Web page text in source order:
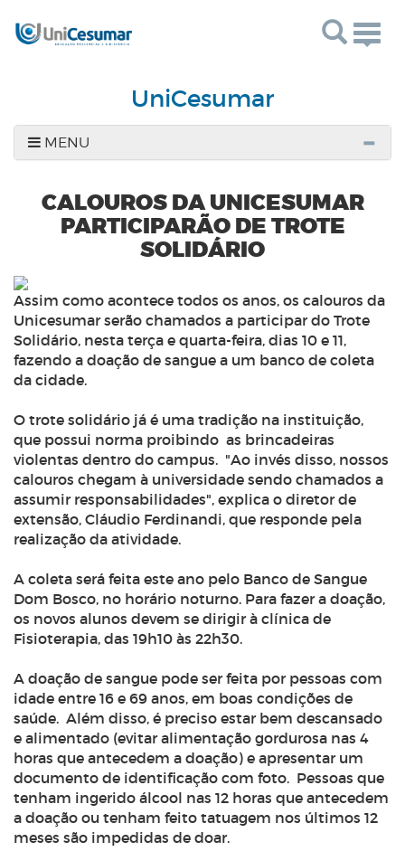
UniCesumar
MENU
CALOUROS DA UNICESUMAR
PARTICIPARÃO DE TROTE
SOLIDÁRIO
Assim como acontece todos os anos, os calouros da
Unicesumar serão chamados a participar do Trote
Solidário, nesta terça e quarta-feira, dias 10 e 11,
fazendo a doação de sangue a um banco de coleta
da cidade.
O trote solidário já é uma tradição na instituição,
que possui norma proibindo as brincadeiras
violentas dentro do campus. "Ao invés disso, nossos
calouros chegam à universidade sendo chamados a
assumir responsabilidades", explica o diretor de
extensão, Cláudio Ferdinandi, que responde pela
realização da atividade.
A coleta será feita este ano pelo Banco de Sangue
Dom Bosco, no horário noturno. Para fazer a doação,
os novos alunos devem se dirigir à clínica de
Fisioterapia, das 19h10 às 22h30.
A doação de sangue pode ser feita por pessoas com
idade entre 16 e 69 anos, em boas condições de
saúde. Além disso, é preciso estar bem descansado
e alimentado (evitar alimentação gordurosa nas 4
horas que antecedem a doação) e apresentar um
documento de identificação com foto. Pessoas que
tenham ingerido álcool nas 12 horas que antecedem
a doação ou tenham feito tatuagem nos últimos 12
meses são impedidas de doar.